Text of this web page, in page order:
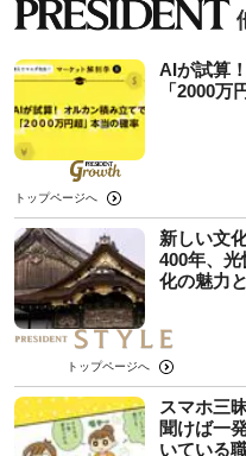
AIが試算
「2000万
トップページへ
新しい文
400年、
化の魅力
トップページへ
スマホ三
聞けば一
いている